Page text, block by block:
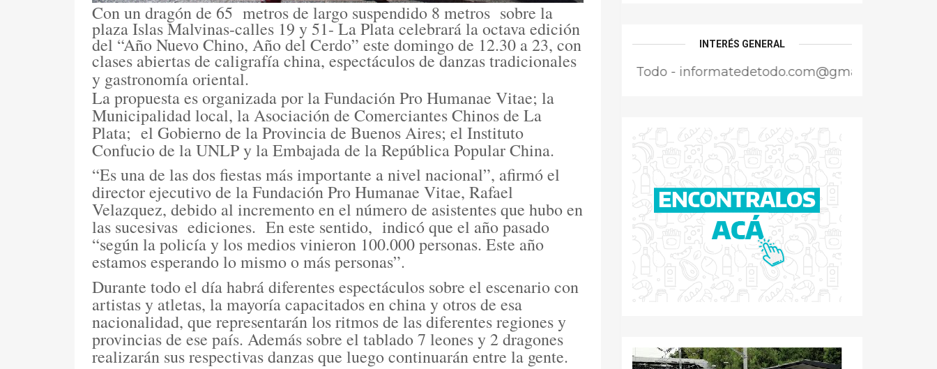
Con un dragón de 65 metros de largo suspendido 8 metros sobre la
plaza Islas Malvinas-calles 19 y 51- La Plata celebrará la octava edición
del “Año Nuevo Chino, Año del Cerdo” este domingo de 12.30 a 23, con
clases abiertas de caligrafía china, espectáculos de danzas tradicionales
y gastronomía oriental.
La propuesta es organizada por la Fundación Pro Humanae Vitae; la
Municipalidad local, la Asociación de Comerciantes Chinos de La
Plata; el Gobierno de la Provincia de Buenos Aires; el Instituto
Confucio de la UNLP y la Embajada de la República Popular China.
“Es una de las dos fiestas más importante a nivel nacional”, afirmó el
director ejecutivo de la Fundación Pro Humanae Vitae, Rafael
Velazquez, debido al incremento en el número de asistentes que hubo en
las sucesivas ediciones. En este sentido, indicó que el año pasado
“según la policía y los medios vinieron 100.000 personas. Este año
estamos esperando lo mismo o más personas”.
Durante todo el día habrá diferentes espectáculos sobre el escenario con
artistas y atletas, la mayoría capacitados en china y otros de esa
nacionalidad, que representarán los ritmos de las diferentes regiones y
provincias de ese país. Además sobre el tablado 7 leones y 2 dragones
realizarán sus respectivas danzas que luego continuarán entre la gente.
INTERÉS GENERAL
Informate de Todo - informatedetodo.com@gmail.com - Director